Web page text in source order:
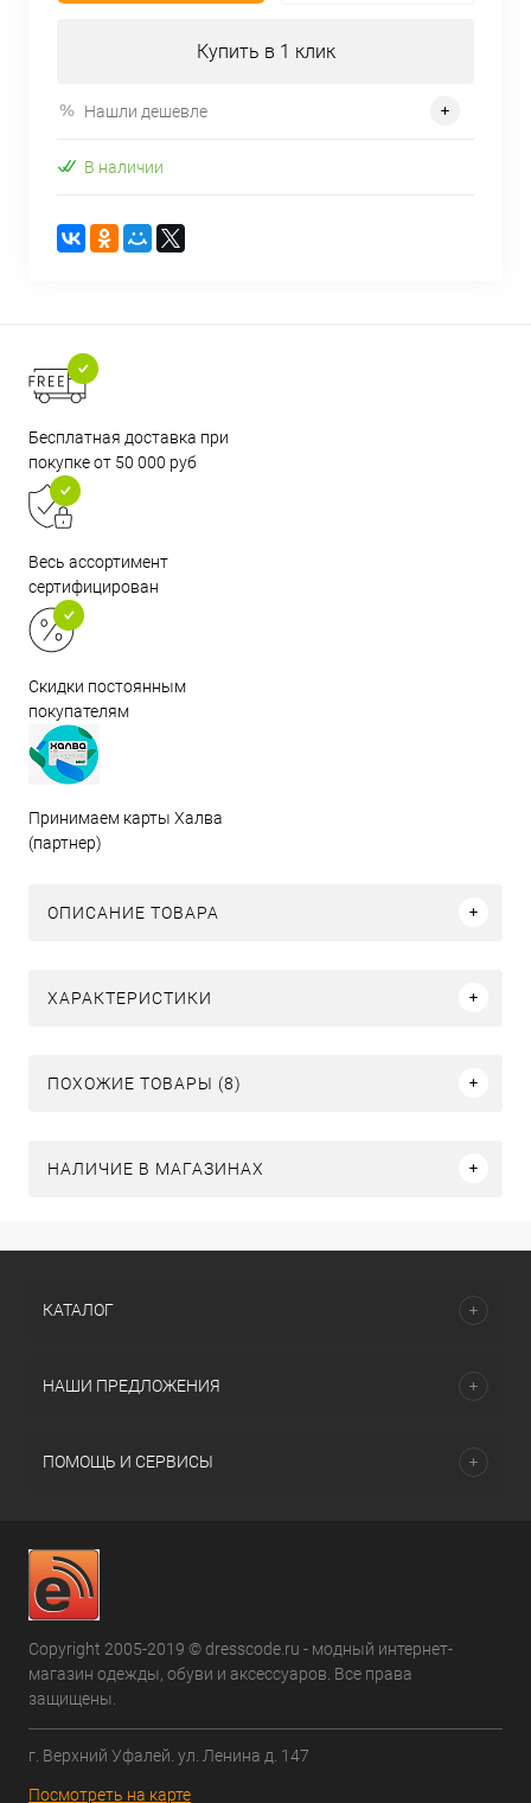
Купить в 1 клик
Нашли дешевле
В наличии
Бесплатная доставка при
покупке от 50 000 руб
Весь ассортимент
сертифицирован
Скидки постоянным
покупателям
Принимаем карты Халва
(партнер)
ОПИСАНИЕ ТОВАРА
ХАРАКТЕРИСТИКИ
ПОХОЖИЕ ТОВАРЫ (8)
НАЛИЧИЕ В МАГАЗИНАХ
КАТАЛОГ
НАШИ ПРЕДЛОЖЕНИЯ
ПОМОЩЬ И СЕРВИСЫ
Copyright 2005-2019 © dresscode.ru - модный интернет-
магазин одежды, обуви и аксессуаров. Все права
защищены.
г. Верхний Уфалей. ул. Ленина д. 147
Посмотреть на карте